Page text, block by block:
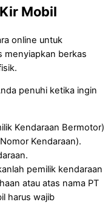
Mobil
online untuk
menyiapkan berkas
penuhi ketika ingin
Kendaraan Bermotor)
Kendaraan).
pemilik kendaraan
atau atas nama PT
harus wajib